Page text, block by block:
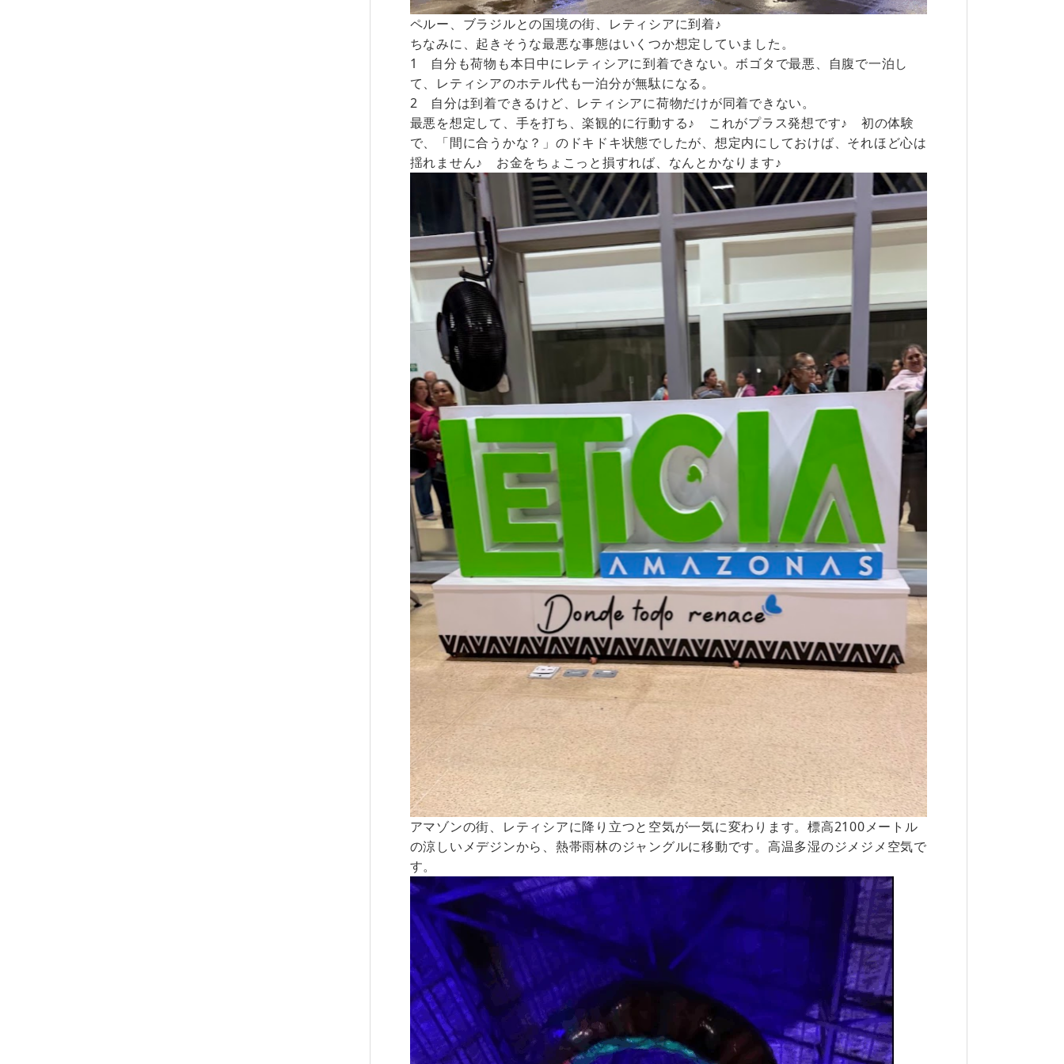
ペルー、ブラジルとの国境の街、レティシアに到着♪
ちなみに、起きそうな最悪な事態はいくつか想定していました。
1 自分も荷物も本日中にレティシアに到着できない。ボゴタで最悪、自腹で一泊し
て、レティシアのホテル代も一泊分が無駄になる。
2 自分は到着できるけど、レティシアに荷物だけが同着できない。
最悪を想定して、手を打ち、楽観的に行動する♪ これがプラス発想です♪ 初の体験
で、「間に合うかな？」のドキドキ状態でしたが、想定内にしておけば、それほど心は
揺れません♪
お金をちょこっと損すれば、なんとかなります♪
アマゾンの街、レティシアに降り立つと空気が一気に変わります。標高2100メートル
の涼しいメデジンから、熱帯雨林のジャングルに移動です。高温多湿のジメジメ空気で
す。